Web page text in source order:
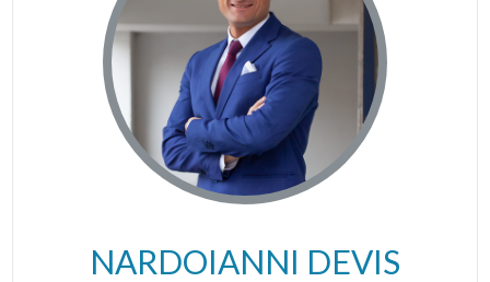
NARDOIANNI DEVIS